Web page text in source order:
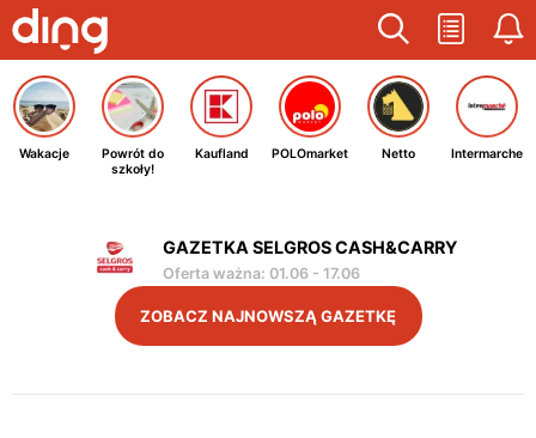
Wakacje
Powrót do
szkoły!
Kaufland POLOmarket Netto Intermarche
GAZETKA SELGROS CASH&CARRY
Oferta ważna: 01.06 - 17.06
ZOBACZ NAJNOWSZĄ GAZETKĘ